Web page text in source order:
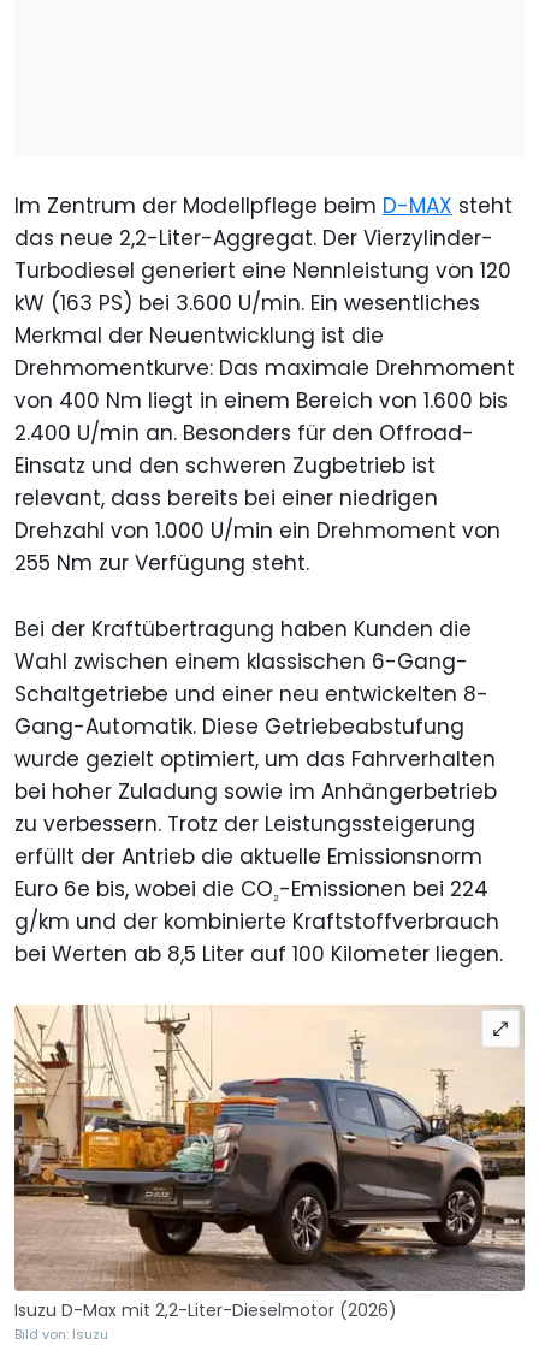
Im Zentrum der Modellpflege beim D-MAX steht
das neue 2,2-Liter-Aggregat. Der Vierzylinder-
Turbodiesel generiert eine Nennleistung von 120
kW (163 PS) bei 3.600 U/min. Ein wesentliches
Merkmal der Neuentwicklung ist die
Drehmomentkurve: Das maximale Drehmoment
von 400 Nm liegt in einem Bereich von 1.600 bis
2.400 U/min an. Besonders für den Offroad-
Einsatz und den schweren Zugbetrieb ist
relevant, dass bereits bei einer niedrigen
Drehzahl von 1.000 U/min ein Drehmoment von
255 Nm zur Verfügung steht.
Bei der Kraftübertragung haben Kunden die
Wahl zwischen einem klassischen 6-Gang-
Schaltgetriebe und einer neu entwickelten 8-
Gang-Automatik. Diese Getriebeabstufung
wurde gezielt optimiert, um das Fahrverhalten
bei hoher Zuladung sowie im Anhängerbetrieb
zu verbessern. Trotz der Leistungssteigerung
erfüllt der Antrieb die aktuelle Emissionsnorm
Euro 6e bis, wobei die CO₂-Emissionen bei 224
g/km und der kombinierte Kraftstoffverbrauch
bei Werten ab 8,5 Liter auf 100 Kilometer liegen.
Isuzu D-Max mit 2,2-Liter-Dieselmotor (2026)
Bild von: Isuzu